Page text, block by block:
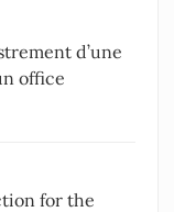
d’une
office
for the